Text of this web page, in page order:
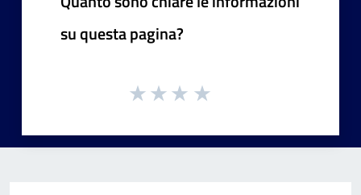
su questa pagina?